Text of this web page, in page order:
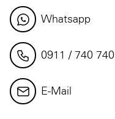
Whatsapp
0911 / 740 740
E-Mail